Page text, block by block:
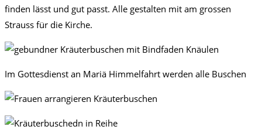
finden lässt und gut passt. Alle gestalten mit am grossen
Strauss für die Kirche.
Im Gottesdienst an Mariä Himmelfahrt werden alle Buschen